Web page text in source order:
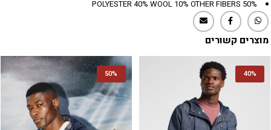
50% POLYESTER 40% WOOL 10% OTHER FIBERS
מוצרים קשורים
40%
50%